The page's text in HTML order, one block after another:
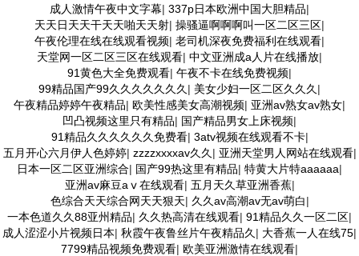
成人激情午夜中文字幕| 337p日本欧洲中国大胆精品|
天天日天天干天天啪天天射| 操骚逼啊啊啊叫一区二区三区|
午夜伦理在线在线观看视频| 老司机深夜免费福利在线观看|
天堂网一区二区三区在线观看| 中文亚洲成a人片在线播放|
91黄色大全免费观看| 午夜不卡在线免费视频|
99精品国产99久久久久久久久 | 美女少妇一区二区久久久 |
午夜精品婷婷午夜精品| 欧美性感美女高潮视频| 亚洲av熟女av熟女|
凹凸视频这里只有精品| 国产精品男女上床视频|
91精品久久久久久久免费看| 3atv视频在线观看不卡|
五月开心六月伊人色婷婷| zzzzxxxxav久久 | 亚洲天堂男人网站在线观看|
日本一区二区亚洲综合| 国产99热这里有精品| 特黄大片特aaaaaa|
亚洲av麻豆aⅴ在线观看| 五月天久草亚洲香蕉|
色综合天天综合网天天狠天| 久久av高潮av无av萌白|
一本色道久久88亚州精品| 久久热高清在线观看| 91精品久久一区二区|
成人涩涩小片视频日本| 秋霞午夜鲁丝片午夜精品久 | 大香蕉一人在线75|
7799精品视频免费观看| 欧美亚洲激情在线观看|